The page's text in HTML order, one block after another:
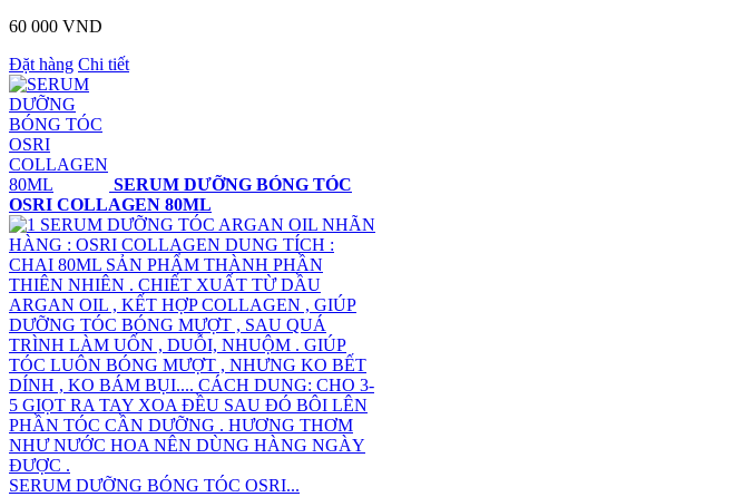
60 000 VND
Đặt hàng Chi tiết
SERUM DƯỠNG BÓNG TÓC
OSRI COLLAGEN 80ML
SERUM DƯỠNG TÓC ARGAN OIL NHÃN
HÀNG : OSRI COLLAGEN DUNG TÍCH :
CHAI 80ML SẢN PHẨM THÀNH PHẦN
THIÊN NHIÊN . CHIẾT XUẤT TỪ DẦU
ARGAN OIL , KẾT HỢP COLLAGEN , GIÚP
DƯỠNG TÓC BÓNG MƯỢT , SAU QUÁ
TRÌNH LÀM UỐN , DUỖI, NHUỘM . GIÚP
TÓC LUÔN BÓNG MƯỢT , NHƯNG KO BẾT
DÍNH , KO BÁM BỤI.... CÁCH DUNG: CHO 3-
5 GIỌT RA TAY XOA ĐỀU SAU ĐÓ BÔI LÊN
PHẦN TÓC CẦN DƯỠNG . HƯƠNG THƠM
NHƯ NƯỚC HOA NÊN DÙNG HÀNG NGÀY
ĐƯỢC .
SERUM DƯỠNG BÓNG TÓC OSRI...